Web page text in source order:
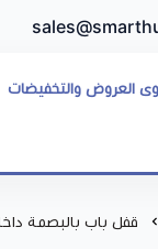
العروض والتخفيضات
قفل باب بالبصمة